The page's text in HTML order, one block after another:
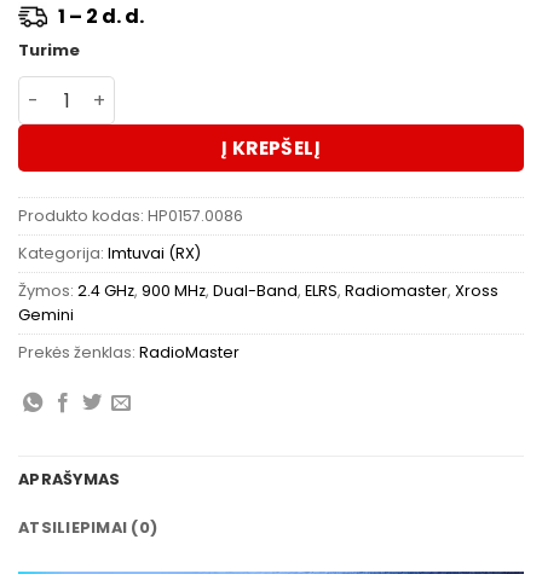
1 – 2 d. d.
Turime
produkto kiekis: RadioMaster DBR4 Dual-Band Xross
Į KREPŠELĮ
Produkto kodas: HP0157.0086
Kategorija: Imtuvai (RX)
Žymos: 2.4 GHz, 900 MHz, Dual-Band, ELRS, Radiomaster, Xross
Gemini
Prekės ženklas: RadioMaster
APRAŠYMAS
ATSILIEPIMAI (0)